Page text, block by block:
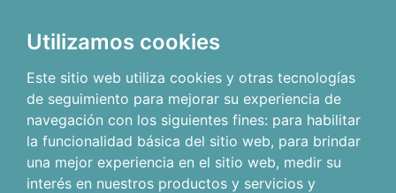
Utilizamos cookies
Este sitio web utiliza cookies y otras tecnologías
de seguimiento para mejorar su experiencia de
navegación con los siguientes fines: para habilitar
la funcionalidad básica del sitio web, para brindar
una mejor experiencia en el sitio web, medir su
interés en nuestros productos y servicios y